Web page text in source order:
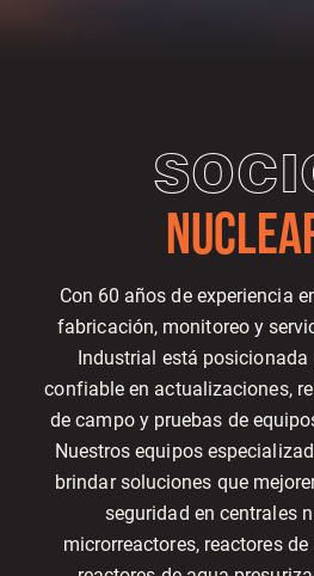
Con 60 años de experiencia
fabricación, monitoreo y
Industrial está posicionada
confiable en actualizaciones,
de campo y pruebas de
Nuestros equipos
brindar soluciones que
seguridad en centrales
microrreactores, reactores